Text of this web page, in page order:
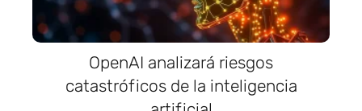
OpenAI analizará riesgos
catastróficos de la inteligencia